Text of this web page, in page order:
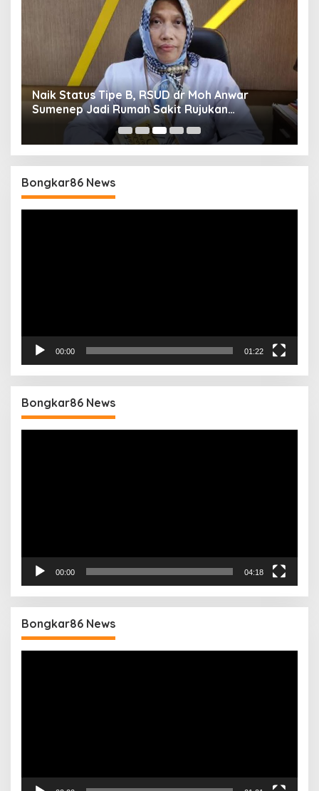
Naik Status Tipe B, RSUD dr Moh Anwar
Sumenep Jadi Rumah Sakit Rujukan
Berjenjang
Bongkar86 News
00:00 01:22
Bongkar86 News
00:00 04:18
Bongkar86 News